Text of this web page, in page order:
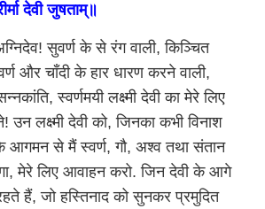
देवी जुषताम्॥
सुवर्ण के से रंग वाली, किञ्चित
और चाँदी के हार धारण करने वाली,
स्वर्णमयी लक्ष्मी देवी का मेरे लिए
लक्ष्मी देवी को, जिनका कभी विनाश
आगमन से मैं स्वर्ण, गौ, अश्व तथा संतान
मेरे लिए आवाहन करो. जिन देवी के आगे
हैं, जो हस्तिनाद को सुनकर प्रमुदित